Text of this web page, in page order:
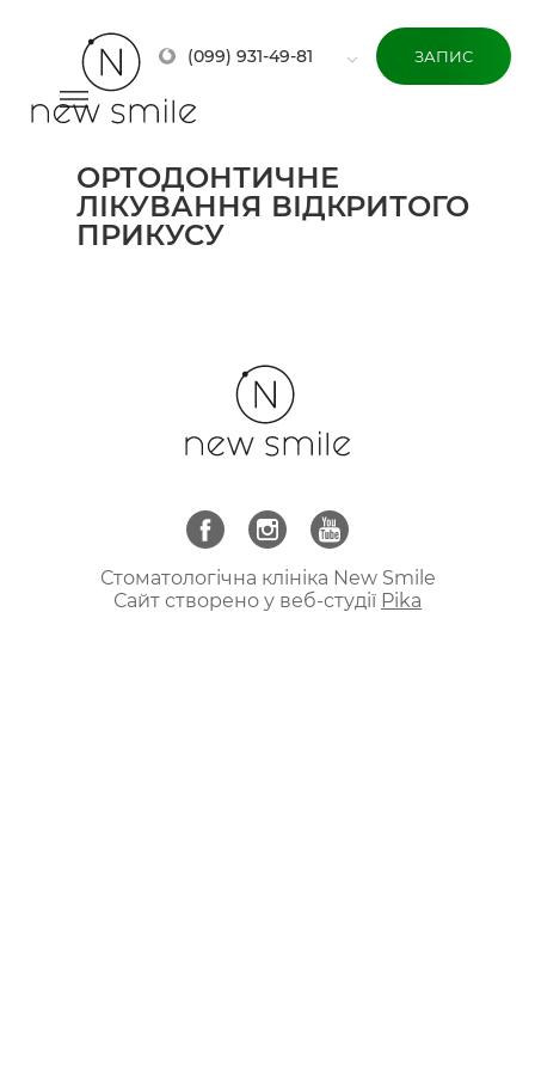
(099) 931-49-81 ЗАПИС
ОРТОДОНТИЧНЕ
ЛІКУВАННЯ ВІДКРИТОГО
ПРИКУСУ
Стоматологічна клініка New Smile
Сайт створено у веб-студії Pika